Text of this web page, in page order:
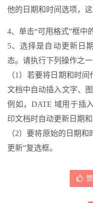
他的日期和时间选项，
4、单击“可用格式”框中
5、选择是自动更新日
态。请执行下列操作之一
（1）若要将日期和时
文档中自动插入文字、
例如，DATE 域用于插
印文档时自动更新日期
（2）要将原始的日期
更新”复选框。